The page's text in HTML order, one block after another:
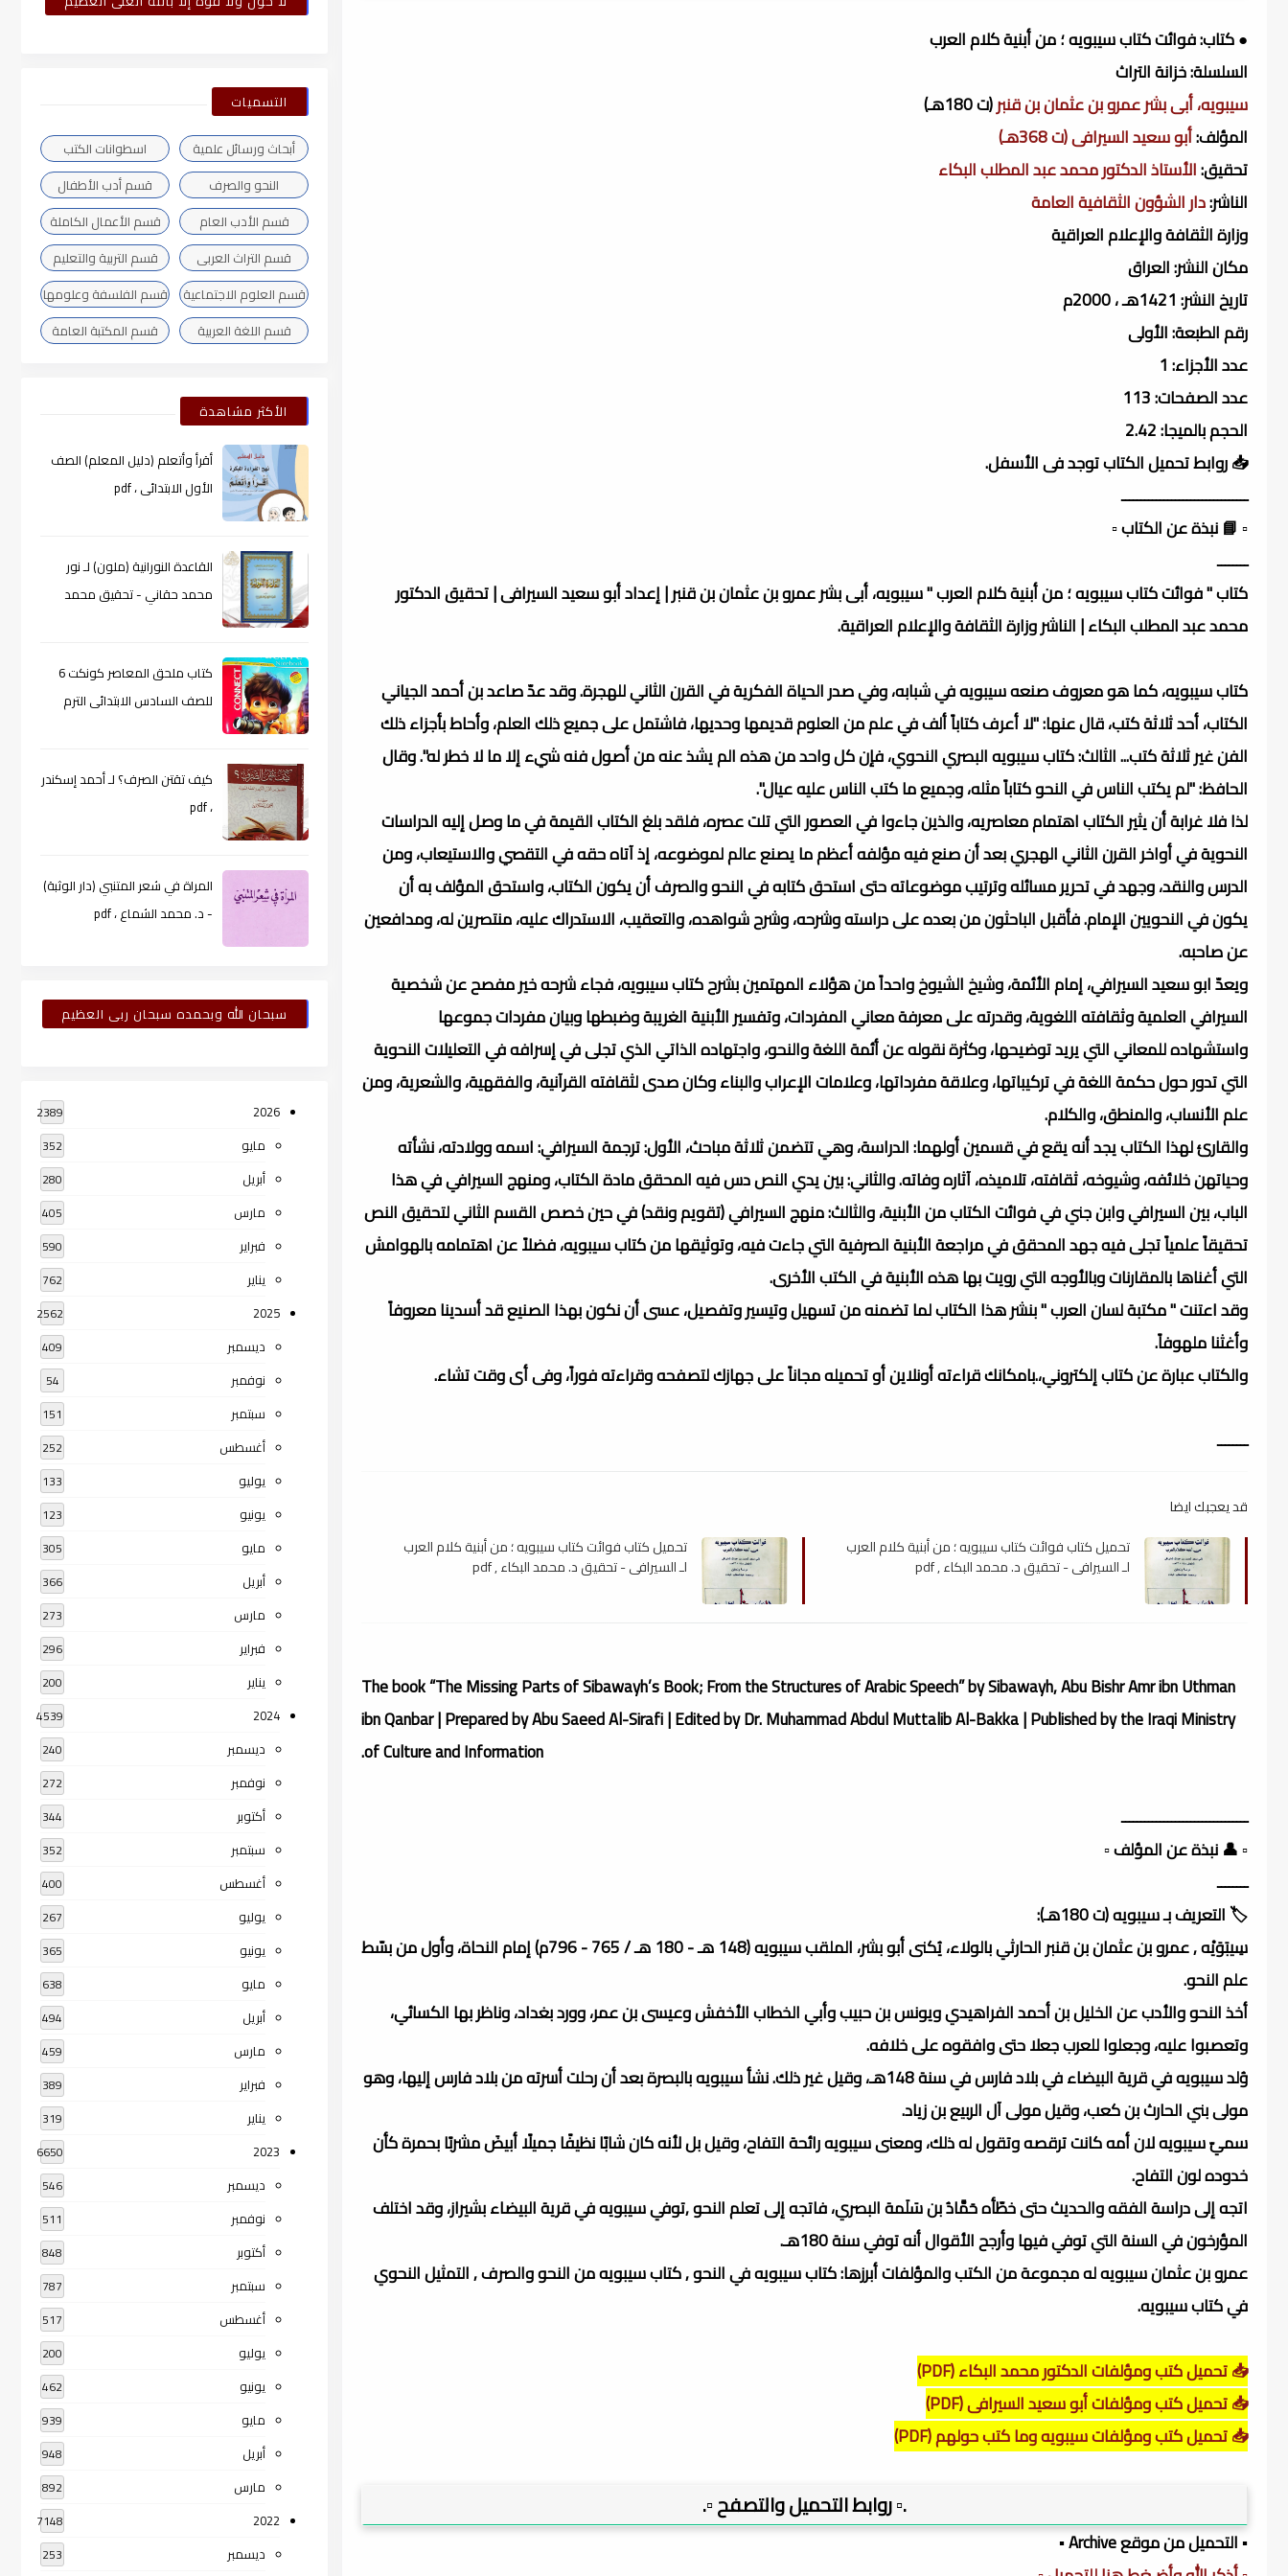
● كتاب: فوائت كتاب سيبويه ؛ من أبنية كلام العرب
السلسلة: خزانة التراث
سيبويه، أبى بشر عمرو بن عثمان بن قنبر(ت 180هـ)
المؤلف:أبو سعيد السيرافى (ت 368هـ)
تحقيق:الأستاذ الدكتور محمد عبد المطلب البكاء
الناشر:دار الشؤون الثقافية العامة
وزارة الثقافة والإعلام العراقية
مكان النشر: العراق
تاريخ النشر: 1421هـ ، 2000م
رقم الطبعة: الأولى
عدد الأجزاء: 1
عدد الصفحات: 113
الحجم بالميجا: 2.42
📥 روابط تحميل الكتاب توجد فى الأسفل.
ـــــــــــــــــــــــــــــــــ
▫️ 📘 نبذة عن الكتاب ▫️
ــــــــ
كتاب " فوائت كتاب سيبويه ؛ من أبنية كلام العرب " سيبويه، أبى بشر عمرو بن عثمان بن قنبر | إعداد أبو سعيد السيرافى | تحقيق الدكتور
محمد عبد المطلب البكاء | الناشر وزارة الثقافة والإعلام العراقية.
كتاب سيبويه، كما هو معروف صنعه سيبويه في شبابه، وفي صدر الحياة الفكرية في القرن الثاني للهجرة. وقد عدّ صاعد بن أحمد الجياني
الكتاب، أحد ثلاثة كتب، قال عنها: "لا أعرف كتاباً ألف في علم من العلوم قديمها وحديها، فاشتمل على جميع ذلك العلم، وأحاط بأجزاء ذلك
الفن غير ثلاثة كتب... الثالث: كتاب سيبويه البصري النحوي، فإن كل واحد من هذه الم يشذ عنه من أصول فنه شيء إلا ما لا خطر له". وقال
الحافظ: "لم يكتب الناس في النحو كتاباً مثله، وجميع ما كتب الناس عليه عيال".
لذا فلا غرابة أن يثير الكتاب اهتمام معاصريه، والذين جاءوا في العصور التي تلت عصره، فلقد بلغ الكتاب القيمة في ما وصل إليه الدراسات
النحوية في أواخر القرن الثاني الهجري بعد أن صنع فيه مؤلفه أعظم ما يصنع عالم لموضوعه، إذ آتاه حقه في التقصي والاستيعاب، ومن
الدرس والنقد، وجهد في تحرير مسائله وترتيب موضوعاته حتى استحق كتابه في النحو والصرف أن يكون الكتاب، واستحق المؤلف به أن
يكون في النحويين الإمام. فأقبل الباحثون من بعده على دراسته وشرحه، وشرح شواهده، والتعقيب، الاستدراك عليه، منتصرين له، ومدافعين
عن صاحبه.
ويعدّ ابو سعيد السيرافي، إمام الأئمة، وشيخ الشيوخ واحداً من هؤلاء المهتمين بشرح كتاب سيبويه، فجاء شرحه خير مفصح عن شخصية
السيرافي العلمية وثقافته اللغوية، وقدرته على معرفة معاني المفردات، وتفسير الأبنية الغريبة وضبطها وبيان مفردات جموعها
واستشهاده للمعاني التي يريد توضيحها، وكثرة نقوله عن أئمة اللغة والنحو، واجتهاده الذاتي الذي تجلى في إسرافه في التعليلات النحوية
التي تدور حول حكمة اللغة في تركيباتها، وعلاقة مفرداتها، وعلامات الإعراب والبناء وكان صدى لثقافته القرآنية، والفقهية، والشعرية، ومن
علم الأنساب، والمنطق، والكلام.
والقارئ لهذا الكتاب يجد أنه يقع في قسمين أولهما: الدراسة، وهي تتضمن ثلاثة مباحث، الأول: ترجمة السيرافي: اسمه وولادته، نشأته
وحياتهن خلائفه، وشيوخه، ثقافته، تلاميذه، آثاره وفاته. والثاني: بين يدي النص دس فيه المحقق مادة الكتاب، ومنهج السيرافي في هذا
الباب، بين السيرافي وابن جني في فوائت الكتاب من الأبنية، والثالث: منهج السيرافي (تقويم ونقد) في حين خصص القسم الثاني لتحقيق النص
تحقيقاً علمياً تجلى فيه جهد المحقق في مراجعة الأبنية الصرفية التي جاءت فيه، وتوثيقها من كتاب سيبويه، فضلاً عن اهتمامه بالهوامش
التي أغناها بالمقارنات وبالأوجه التي رويت بها هذه الأبنية في الكتب الأخرى.
وقد اعتنت " مكتبة لسان العرب " بنشر هذا الكتاب لما تضمنه من تسهيل وتيسير وتفصيل، عسى أن نكون بهذا الصنيع قد أسدينا معروفاً
وأغثنا ملهوفاً.
والكتاب عبارة عن كتاب إلكتروني،.بامكانك قراءته أونلاين أو تحميله مجاناً على جهازك لتصفحه وقراءته فوراً، وفى أى وقت تشاء.
ــــــــ
قد يعجبك ايضا
تحميل كتاب فوائت كتاب سيبويه ؛ من أبنية كلام العرب
لـ السيرافي - تحقيق د. محمد البكاء , pdf
تحميل كتاب فوائت كتاب سيبويه ؛ من أبنية كلام العرب
لـ السيرافي - تحقيق د. محمد البكاء , pdf
The book “The Missing Parts of Sibawayh’s Book; From the Structures of Arabic Speech” by Sibawayh, Abu Bishr Amr ibn Uthman
ibn Qanbar | Prepared by Abu Saeed Al-Sirafi | Edited by Dr. Muhammad Abdul Muttalib Al-Bakka | Published by the Iraqi Ministry
of Culture and Information.
ـــــــــــــــــــــــــــــــــ
▫️ 👤 نبذة عن المؤلف ▫️
ــــــــ
🏷️ التعريف بـ سيبويه (ت 180هـ):
سِيبَوَيْه , عمرو بن عثمان بن قنبر الحارثي بالولاء، يُكنى أبو بشر، الملقب سيبويه (148 هـ - 180 هـ / 765 - 796م) إمام النحاة، وأول من بسّط
علم النحو.
أخذ النحو والأدب عن الخليل بن أحمد الفراهيدي ويونس بن حبيب وأبي الخطاب الأخفش وعيسى بن عمر، وورد بغداد، وناظر بها الكسائي،
وتعصبوا عليه، وجعلوا للعرب جعلا حتى وافقوه على خلافه.
وُلد سيبويه في قرية البيضاء في بلاد فارس في سنة 148هـ، وقيل غير ذلك. نشأ سيبويه بالبصرة بعد أن رحلت أسرته من بلاد فارس إليها، وهو
مولى بني الحارث بن كعب، وقيل مولى آل الربيع بن زياد.
سميّ سيبويه لان أمه كانت ترقصه وتقول له ذلك، ومعنى سيبويه رائحة التفاح، وقيل بل لأنه كان شابًا نظيفًا جميلًا أبيضَ مشربًا بحمرة كأن
خدوده لون التفاح.
اتجه إلى دراسة الفقه والحديث حتى خطّأه حَمَّادُ بن سَلَمة البصري، فاتجه إلى تعلم النحو ,توفي سيبويه في قرية البيضاء بشيراز، وقد اختلف
المؤرخون في السنة التي توفي فيها وأرجح الأقوال أنه توفي سنة 180هـ.
عمرو بن عثمان سيبويه له مجموعة من الكتب والمؤلفات أبرزها: كتاب سيبويه في النحو , كتاب سيبويه من النحو والصرف , التمثيل النحوي
في كتاب سيبويه.
📥 تحميل كتب ومؤلفات الدكتور محمد البكاء (PDF)
📥 تحميل كتب ومؤلفات أبو سعيد السيرافى (PDF)
📥 تحميل كتب ومؤلفات سيبويه وما كتب حولهم (PDF)
.▫️ روابط التحميل والتصفح ▫️.
▪️ التحميل من موقع Archive ▪️
التسميات
أبحاث ورسائل علمية
اسطوانات الكتب
النحو والصرف
قسم أدب الأطفال
قسم الأدب العام
قسم الأعمال الكاملة
قسم التراث العربى
قسم التربية والتعليم
قسم العلوم الاجتماعية
قسم الفلسفة وعلومها
قسم اللغة العربية
قسم المكتبة العامة
الأكثر مشاهدة
أقرأ وأتعلم (دليل المعلم) الصف
الأول الابتدائى ، pdf
القاعدة النورانية (ملون) لـ نور
محمد حقاني - تحقيق محمد
كتاب ملحق المعاصر كونكت 6
للصف السادس الابتدائى الترم
كيف تقتن الصرف؟ لـ أحمد إسكندر
، pdf
المراة في شعر المتنبي (دار الوثبة)
- د. محمد الشماع ، pdf
سبحان الله وبحمده سبحان ربى العظيم
2026
2389
مايو 352
أبريل 280
مارس 405
فبراير 590
يناير 762
2025
2562
ديسمبر 409
نوفمبر 54
سبتمبر 151
أغسطس 252
يوليو 133
يونيو 123
مايو 305
أبريل 366
مارس 273
فبراير 296
يناير 200
2024
4539
ديسمبر 240
نوفمبر 272
أكتوبر 344
سبتمبر 352
أغسطس 400
يوليو 267
يونيو 365
مايو 638
أبريل 494
مارس 459
فبراير 389
يناير 319
2023
6650
ديسمبر 546
نوفمبر 511
أكتوبر 848
سبتمبر 787
أغسطس 517
يوليو 200
يونيو 462
مايو 939
أبريل 948
مارس 892
2022
7148
ديسمبر 253